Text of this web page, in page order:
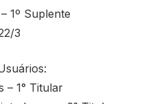
1º Suplente
3
– 1° Titular